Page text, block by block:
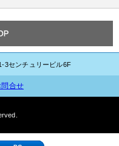
3センチュリービル6F
問合せ